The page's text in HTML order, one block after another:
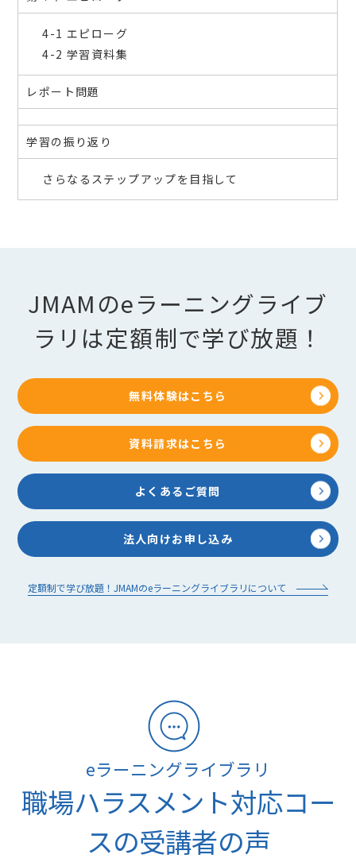
4-1 エピローグ
4-2 学習資料集
レポート問題
学習の振り返り
さらなるステップアップを目指して
JMAMのeラーニングライブ
ラリは定額制で学び放題！
無料体験はこちら
資料請求はこちら
よくあるご質問
法人向けお申し込み
定額制で学び放題！JMAMのeラーニングライブラリについて
eラーニングライブラリ
職場ハラスメント対応コー
スの受講者の声